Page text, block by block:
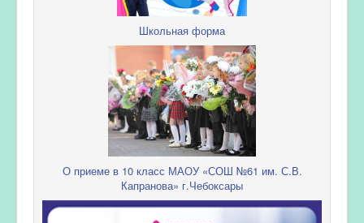
Школьная форма
О приеме в 10 класс МАОУ «СОШ №61 им. С.В.
Капранова» г.Чебоксары